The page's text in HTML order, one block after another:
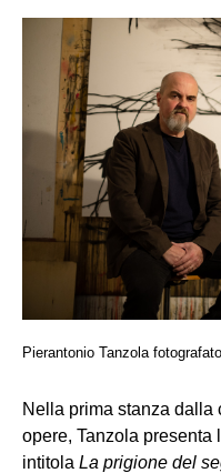
Pierantonio Tanzola
Nella prima stanza dalla
opere, Tanzola presenta
intitola La prigione del